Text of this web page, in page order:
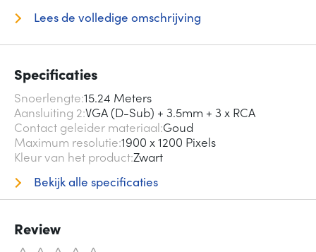
Lees de volledige omschrijving
Specificaties
Snoerlengte 15.24 Meters
Aansluiting 2 VGA (D-Sub) + 3.5mm + 3 x RCA
Contact geleider materiaal Goud
Maximum resolutie 1900 x 1200 Pixels
Kleur van het productZwart
Bekijk alle specificaties
Review